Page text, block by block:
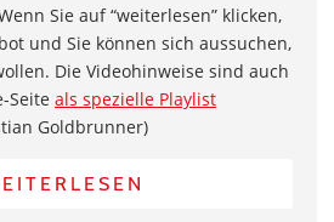
Sie auf “weiterlesen” klicken,
und Sie können sich aussuchen,
Die Videohinweise sind auch
Seite als spezielle Playlist
Goldbrunner)